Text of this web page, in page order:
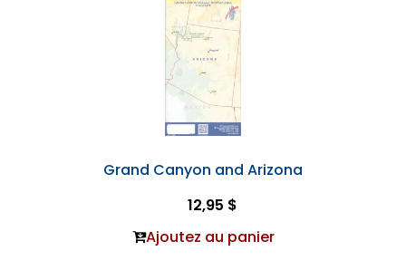
Grand Canyon and Arizona
12,95 $
Ajoutez au panier